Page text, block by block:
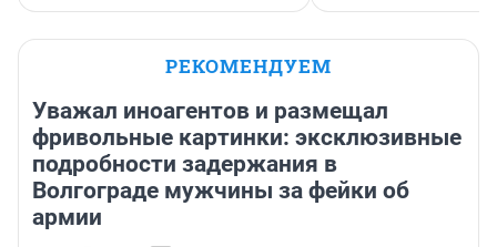
РЕКОМЕНДУЕМ
Уважал иноагентов и размещал
фривольные картинки: эксклюзивные
подробности задержания в
Волгограде мужчины за фейки об
армии